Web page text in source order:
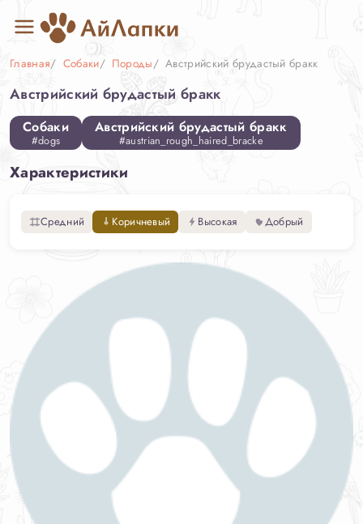
Главная Собаки Породы Австрийский брудастый бракк
Австрийский брудастый бракк
Собаки
#dogs
Австрийский брудастый бракк
#austrian_rough_haired_bracke
Характеристики
Средний Коричневый Высокая Добрый